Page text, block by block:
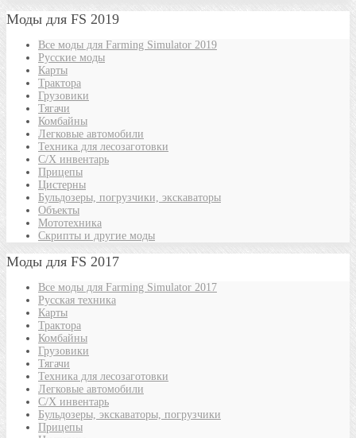
Моды для FS 2019
Все моды для Farming Simulator 2019
Русские моды
Карты
Трактора
Грузовики
Тягачи
Комбайны
Легковые автомобили
Техника для лесозаготовки
С/Х инвентарь
Прицепы
Цистерны
Бульдозеры, погрузчики, экскаваторы
Объекты
Мототехника
Скрипты и другие моды
Моды для FS 2017
Все моды для Farming Simulator 2017
Русская техника
Карты
Трактора
Комбайны
Грузовики
Тягачи
Техника для лесозаготовки
Легковые автомобили
С/Х инвентарь
Бульдозеры, экскаваторы, погрузчики
Прицепы